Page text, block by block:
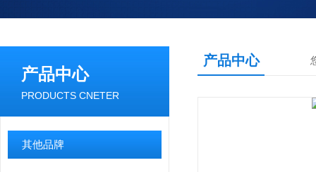
产品中心
PRODUCTS CNETER
其他品牌
产品中心